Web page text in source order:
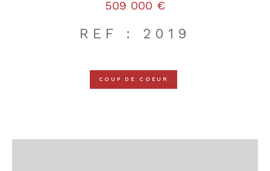
509 000 €
REF : 2019
COUP DE COEUR